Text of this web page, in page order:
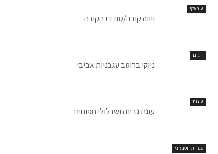
עיראקי
ויווה קובה/סודות הקובה
חגים
ניוקי ברוטב עגבניות אביבי
עוגות
עוגת גבינה ושבלולי תפוחים
צמחוני וטבעוני